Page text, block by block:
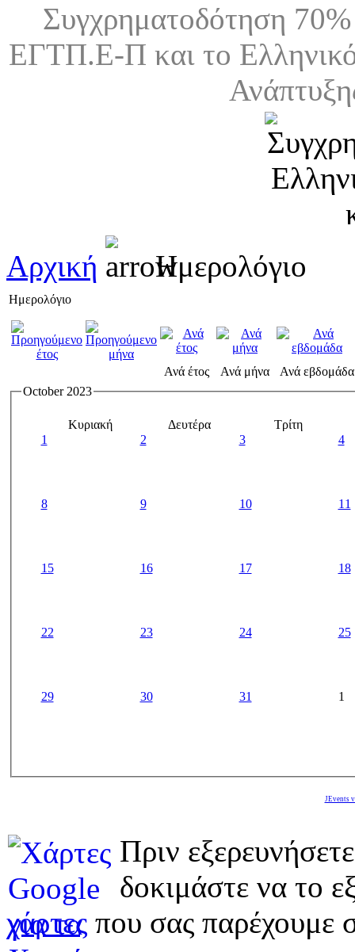
Συγχρηματοδότηση
ΕΓΤΠ.Ε-Π και το
Αρχική Ημερολόγιο
Ημερολόγιο
Ανά έτος Ανά μήνα
Ανά εβδομάδα
October 2023
Κυριακή Δευτέρα
Τρίτη
1
2 3 4
8 9 10 11
15 16 17 18
22 23 24 25
29 30 31 1
JEvents
Πριν
δοκιμάστε να το
χάρτες που σας παρέχουμε